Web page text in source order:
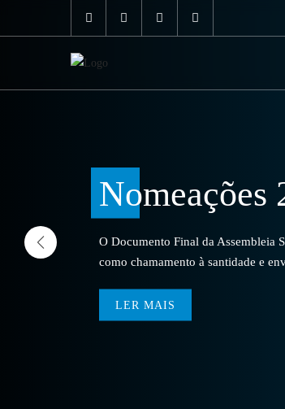
Nomeações
O Documento Final da Assembleia
como chamamento à santidade e
LER MAIS